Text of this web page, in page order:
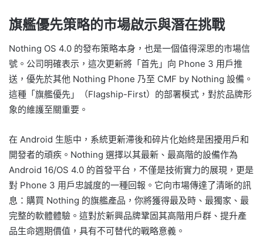
旗艦優先策略的市場啟示與潛在挑戰
Nothing OS 4.0 的發布策略本身，也是一個值得深思的市場信
號。公司明確表示，這次更新將「首先」向 Phone 3 用戶推
送，優先於其他 Nothing Phone 乃至 CMF by Nothing 設備。
這種「旗艦優先」（Flagship-First）的部署模式，對於品牌形
象的維護至關重要。
在 Android 生態中，系統更新滯後和碎片化始終是困擾用戶和
開發者的頑疾。Nothing 選擇以其最新、最高階的設備作為
Android 16/OS 4.0 的首發平台，不僅是技術實力的展現，更是
對 Phone 3 用戶忠誠度的一種回報。它向市場傳達了清晰的訊
息：購買 Nothing 的旗艦產品，你將獲得最及時、最獨家、最
完整的軟體體驗。這對於新興品牌鞏固其高階用戶群、提升產
品生命週期價值，具有不可替代的戰略意義。